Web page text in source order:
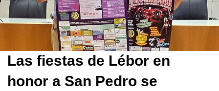
Las fiestas de Lébor en
honor a San Pedro se